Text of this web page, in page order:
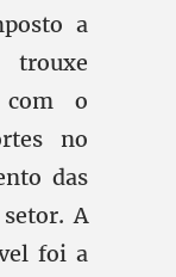
a
com o
no
das
A
foi a